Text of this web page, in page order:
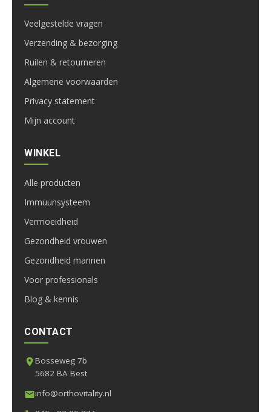
Veelgestelde vragen
Verzending & bezorging
Ruilen & retourneren
Algemene voorwaarden
Privacy statement
Mijn account
WINKEL
Alle producten
Immuunsysteem
Vermoeidheid
Gezondheid vrouwen
Gezondheid mannen
Voor professionals
Blog & kennis
CONTACT
Bosseweg 7b
5682 BA Best
info@orthovitality.nl